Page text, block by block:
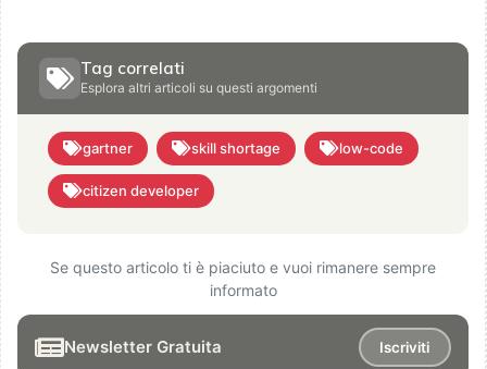
Tag correlati
Esplora altri articoli su questi argomenti
gartner skill shortage low-code
citizen developer
Se questo articolo ti è piaciuto e vuoi rimanere sempre
informato
Newsletter Gratuita Iscriviti